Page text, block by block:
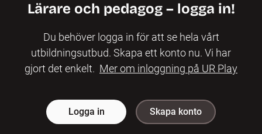
Lärare och pedagog – logga in!
Du behöver logga in för att se hela vårt
utbildningsutbud. Skapa ett konto nu. Vi har
gjort det enkelt. Mer om inloggning på UR Play
Logga in Skapa konto